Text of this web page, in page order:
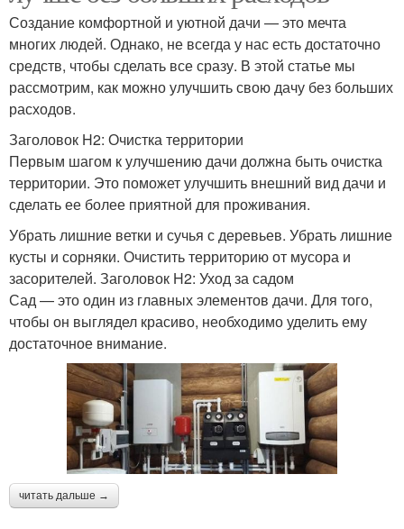
Создание комфортной и уютной дачи — это мечта
многих людей. Однако, не всегда у нас есть достаточно
средств, чтобы сделать все сразу. В этой статье мы
рассмотрим, как можно улучшить свою дачу без больших
расходов.
Заголовок H2: Очистка территории
Первым шагом к улучшению дачи должна быть очистка
территории. Это поможет улучшить внешний вид дачи и
сделать ее более приятной для проживания.
Убрать лишние ветки и сучья с деревьев. Убрать лишние
кусты и сорняки. Очистить территорию от мусора и
засорителей. Заголовок H2: Уход за садом
Сад — это один из главных элементов дачи. Для того,
чтобы он выглядел красиво, необходимо уделить ему
достаточное внимание.
читать дальше →